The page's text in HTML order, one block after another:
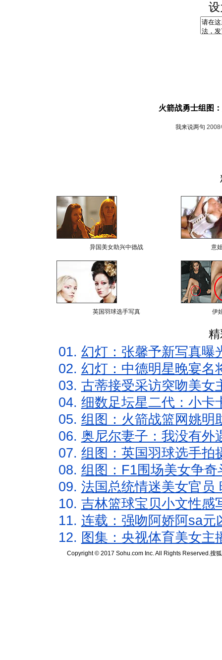
火箭战勇士组图
我来说两句 2008
异国美女助兴中德战 意
英国羽球选手写真 伊
01. 幻灯：张馨予新写真曝
02. 幻灯：中德明星晚宴名
03. 古蒂接受采访突吻美女
04. 细数足坛星二代：小卡
05. 组图：火箭战篮网姚明
06. 奥尼尔妻子：我没有外
07. 组图：英国羽球选手拍
08. 组图：F1围场美女争
09. 法国总统情迷美女官员
10. 吉林篮球宝贝小文性感
11. 连载：强吻阿娇阿sa元
12. 图集：央视体育美女主
Copyright © 2017 Sohu.com Inc. All Rights Reserved.搜